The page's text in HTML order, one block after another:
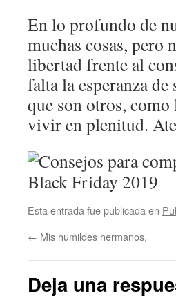
En lo profundo de
muchas cosas, pero
libertad frente al
falta la esperanza
que son otros,
vivir en plenitud.
Esta entrada fue publicada en
← Mis humildes hermanos,
Deja una